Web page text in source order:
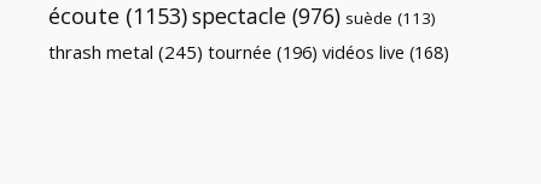
écoute (1153)spectacle (976) suède (113)
thrash metal (245) tournée (196) vidéos live (168)